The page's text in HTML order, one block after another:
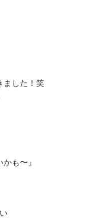
ました！笑
も〜』